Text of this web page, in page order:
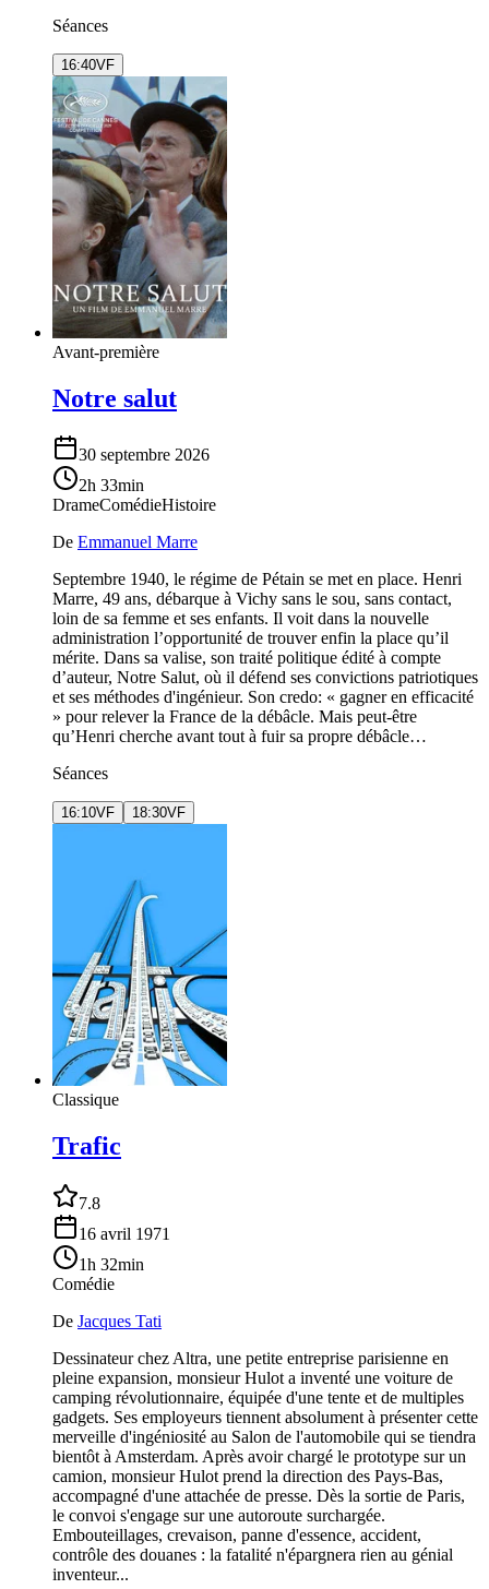
Séances
16:40VF
Avant-première
Notre salut
30 septembre 2026
2h 33min
DrameComédieHistoire
De Emmanuel Marre
Septembre 1940, le régime de Pétain se met en place. Henri
Marre, 49 ans, débarque à Vichy sans le sou, sans contact,
loin de sa femme et ses enfants. Il voit dans la nouvelle
administration l’opportunité de trouver enfin la place qu’il
mérite. Dans sa valise, son traité politique édité à compte
d’auteur, Notre Salut, où il défend ses convictions patriotiques
et ses méthodes d'ingénieur. Son credo: « gagner en efficacité
» pour relever la France de la débâcle. Mais peut-être
qu’Henri cherche avant tout à fuir sa propre débâcle…
Séances
16:10VF 18:30VF
Classique
Trafic
7.8
16 avril 1971
1h 32min
Comédie
De Jacques Tati
Dessinateur chez Altra, une petite entreprise parisienne en
pleine expansion, monsieur Hulot a inventé une voiture de
camping révolutionnaire, équipée d'une tente et de multiples
gadgets. Ses employeurs tiennent absolument à présenter cette
merveille d'ingéniosité au Salon de l'automobile qui se tiendra
bientôt à Amsterdam. Après avoir chargé le prototype sur un
camion, monsieur Hulot prend la direction des Pays-Bas,
accompagné d'une attachée de presse. Dès la sortie de Paris,
le convoi s'engage sur une autoroute surchargée.
Embouteillages, crevaison, panne d'essence, accident,
contrôle des douanes : la fatalité n'épargnera rien au génial
inventeur...